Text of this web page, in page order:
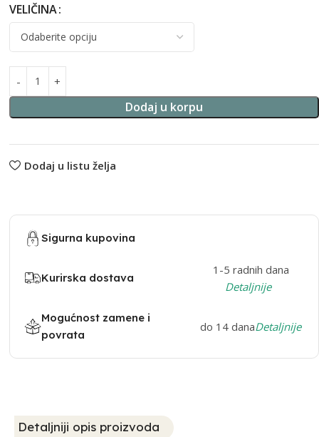
VELIČINA
Dodaj u korpu
Alternative:
Dodaj u listu želja
Sigurna kupovina
Kurirska dostava
1-5 radnih dana
Detaljnije
Mogućnost zamene i
povrata
do 14 danaDetaljnije
Detaljniji opis proizvoda